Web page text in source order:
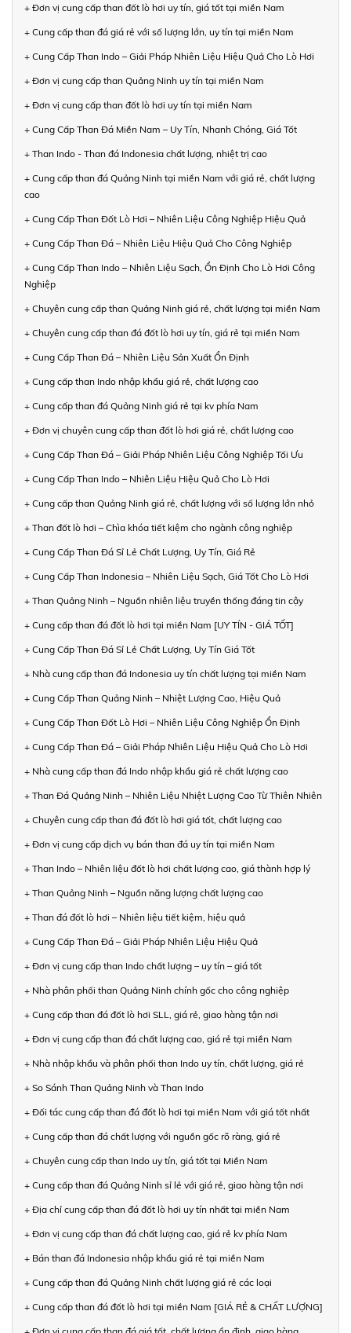
+ Đơn vị cung cấp than đốt lò hơi uy tín, giá tốt tại miền Nam
+ Cung cấp than đá giá rẻ với số lượng lớn, uy tín tại miền Nam
+ Cung Cấp Than Indo – Giải Pháp Nhiên Liệu Hiệu Quả Cho Lò Hơi
+ Đơn vị cung cấp than Quảng Ninh uy tín tại miền Nam
+ Đơn vị cung cấp than đốt lò hơi uy tín tại miền Nam
+ Cung Cấp Than Đá Miền Nam – Uy Tín, Nhanh Chóng, Giá Tốt
+ Than Indo - Than đá Indonesia chất lượng, nhiệt trị cao
+ Cung cấp than đá Quảng Ninh tại miền Nam với giá rẻ, chất lượng
cao
+ Cung Cấp Than Đốt Lò Hơi – Nhiên Liệu Công Nghiệp Hiệu Quả
+ Cung Cấp Than Đá – Nhiên Liệu Hiệu Quả Cho Công Nghiệp
+ Cung Cấp Than Indo – Nhiên Liệu Sạch, Ổn Định Cho Lò Hơi Công
Nghiệp
+ Chuyên cung cấp than Quảng Ninh giá rẻ, chất lượng tại miền Nam
+ Chuyên cung cấp than đá đốt lò hơi uy tín, giá rẻ tại miền Nam
+ Cung Cấp Than Đá – Nhiên Liệu Sản Xuất Ổn Định
+ Cung cấp than Indo nhập khẩu giá rẻ, chất lượng cao
+ Cung cấp than đá Quảng Ninh giá rẻ tại kv phía Nam
+ Đơn vị chuyên cung cấp than đốt lò hơi giá rẻ, chất lượng cao
+ Cung Cấp Than Đá – Giải Pháp Nhiên Liệu Công Nghiệp Tối Ưu
+ Cung Cấp Than Indo – Nhiên Liệu Hiệu Quả Cho Lò Hơi
+ Cung cấp than Quảng Ninh giá rẻ, chất lượng với số lượng lớn nhỏ
+ Than đốt lò hơi – Chìa khóa tiết kiệm cho ngành công nghiệp
+ Cung Cấp Than Đá Sỉ Lẻ Chất Lượng, Uy Tín, Giá Rẻ
+ Cung Cấp Than Indonesia – Nhiên Liệu Sạch, Giá Tốt Cho Lò Hơi
+ Than Quảng Ninh – Nguồn nhiên liệu truyền thống đáng tin cậy
+ Cung cấp than đá đốt lò hơi tại miền Nam [UY TÍN - GIÁ TỐT]
+ Cung Cấp Than Đá Sỉ Lẻ Chất Lượng, Uy Tín Giá Tốt
+ Nhà cung cấp than đá Indonesia uy tín chất lượng tại miền Nam
+ Cung Cấp Than Quảng Ninh – Nhiệt Lượng Cao, Hiệu Quả
+ Cung Cấp Than Đốt Lò Hơi – Nhiên Liệu Công Nghiệp Ổn Định
+ Cung Cấp Than Đá – Giải Pháp Nhiên Liệu Hiệu Quả Cho Lò Hơi
+ Nhà cung cấp than đá Indo nhập khẩu giá rẻ chất lượng cao
+ Than Đá Quảng Ninh – Nhiên Liệu Nhiệt Lượng Cao Từ Thiên Nhiên
+ Chuyên cung cấp than đá đốt lò hơi giá tốt, chất lượng cao
+ Đơn vị cung cấp dịch vụ bán than đá uy tín tại miền Nam
+ Than Indo – Nhiên liệu đốt lò hơi chất lượng cao, giá thành hợp lý
+ Than Quảng Ninh – Nguồn năng lượng chất lượng cao
+ Than đá đốt lò hơi – Nhiên liệu tiết kiệm, hiệu quả
+ Cung Cấp Than Đá – Giải Pháp Nhiên Liệu Hiệu Quả
+ Đơn vị cung cấp than Indo chất lượng – uy tín – giá tốt
+ Nhà phân phối than Quảng Ninh chính gốc cho công nghiệp
+ Cung cấp than đá đốt lò hơi SLL, giá rẻ, giao hàng tận nơi
+ Đơn vị cung cấp than đá chất lượng cao, giá rẻ tại miền Nam
+ Nhà nhập khẩu và phân phối than Indo uy tín, chất lượng, giá rẻ
+ So Sánh Than Quảng Ninh và Than Indo
+ Đối tác cung cấp than đá đốt lò hơi tại miền Nam với giá tốt nhất
+ Cung cấp than đá chất lượng với nguồn gốc rõ ràng, giá rẻ
+ Chuyên cung cấp than Indo uy tín, giá tốt tại Miền Nam
+ Cung cấp than đá Quảng Ninh sỉ lẻ với giá rẻ, giao hàng tận nơi
+ Địa chỉ cung cấp than đá đốt lò hơi uy tín nhất tại miền Nam
+ Đơn vị cung cấp than đá chất lượng cao, giá rẻ kv phía Nam
+ Bán than đá Indonesia nhập khẩu giá rẻ tại miền Nam
+ Cung cấp than đá Quảng Ninh chất lượng giá rẻ các loại
+ Cung cấp than đá đốt lò hơi tại miền Nam [GIÁ RẺ & CHẤT LƯỢNG]